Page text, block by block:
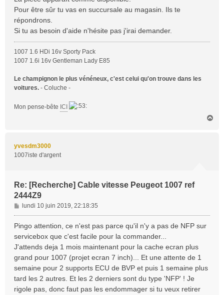
g
e
Pour être sûr tu vas en succursale au magasin. Ils te
répondrons.
Si tu as besoin d'aide n'hésite pas j'irai demander.
1007 1.6 HDi 16v Sporty Pack
1007 1.6i 16v Gentleman Lady E85
Le champignon le plus vénéneux, c'est celui qu'on trouve dans les
voitures. - Coluche -
Mon pense-bête ICI
yvesdm3000
1007iste d'argent
Re: [Recherche] Cable vitesse Peugeot 1007 ref
2444Z9
M
e
s
g
e
lundi 10 juin 2019, 22:18:35
Pingo attention, ce n'est pas parce qu'il n'y a pas de NFP sur
servicebox que c'est facile pour la commander...
J'attends deja 1 mois maintenant pour la cache ecran plus
grand pour 1007 (projet ecran 7 inch)... Et une attente de 1
semaine pour 2 supports ECU de BVP et puis 1 semaine plus
tard les 2 autres. Et les 2 derniers sont du type 'NFP' ! Je
rigole pas, donc faut pas les endommager si tu veux retirer